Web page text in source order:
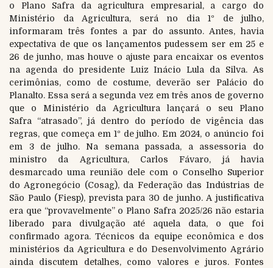
o Plano Safra da agricultura empresarial, a cargo do
Ministério da Agricultura, será no dia 1º de julho,
informaram três fontes a par do assunto. Antes, havia
expectativa de que os lançamentos pudessem ser em 25 e
26 de junho, mas houve o ajuste para encaixar os eventos
na agenda do presidente Luiz Inácio Lula da Silva. As
cerimônias, como de costume, deverão ser Palácio do
Planalto. Essa será a segunda vez em três anos de governo
que o Ministério da Agricultura lançará o seu Plano
Safra “atrasado”, já dentro do período de vigência das
regras, que começa em 1º de julho. Em 2024, o anúncio foi
em 3 de julho. Na semana passada, a assessoria do
ministro da Agricultura, Carlos Fávaro, já havia
desmarcado uma reunião dele com o Conselho Superior
do Agronegócio (Cosag), da Federação das Indústrias de
São Paulo (Fiesp), prevista para 30 de junho. A justificativa
era que “provavelmente” o Plano Safra 2025/26 não estaria
liberado para divulgação até aquela data, o que foi
confirmado agora. Técnicos da equipe econômica e dos
ministérios da Agricultura e do Desenvolvimento Agrário
ainda discutem detalhes, como valores e juros. Fontes